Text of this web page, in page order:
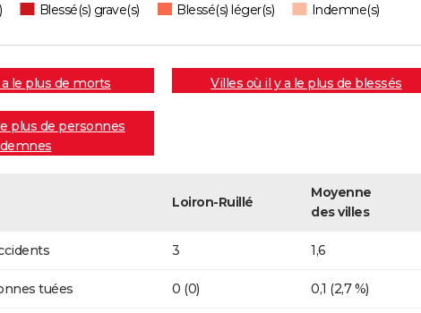
Blessé(s) grave(s) Blessé(s) léger(s) Indemne(s)
le plus de morts Villes où il y a le plus de blessés
plus de personnes
Loiron-Ruillé
Moyenne
des villes
3 1,6
tuées 0 (0) 0,1 (2,7 %)